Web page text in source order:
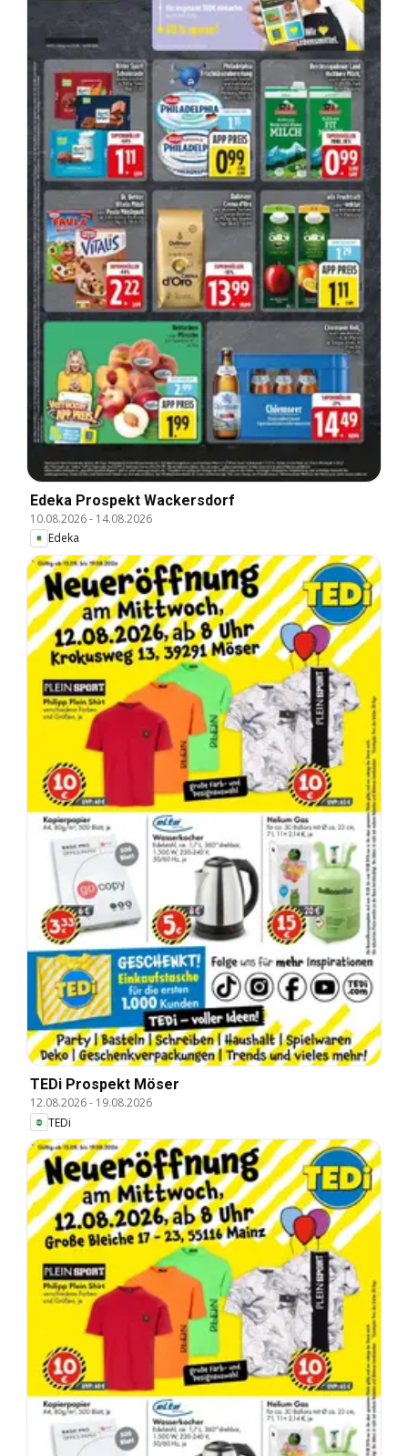
Edeka Prospekt Wackersdorf
10.08.2026- 14.08.2026
Edeka
TEDi Prospekt Möser
12.08.2026- 19.08.2026
TEDi